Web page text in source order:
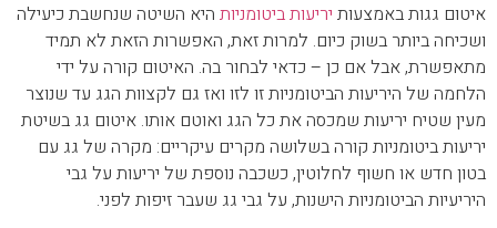
איטום גגות באמצעות יריעות ביטומניות היא השיטה שנחשבת כיעילה
ושכיחה ביותר בשוק כיום. למרות זאת, האפשרות הזאת לא תמיד
מתאפשרת, אבל אם כן – כדאי לבחור בה. האיטום קורה על ידי
הלחמה של היריעות הביטומניות זו לזו ואז גם לקצוות הגג עד שנוצר
מעין שטיח יריעות שמכסה את כל הגג ואוטם אותו. איטום גג בשיטת
יריעות ביטומניות קורה בשלושה מקרים עיקריים: מקרה של גג עם
בטון חדש או חשוף לחלוטין, כשכבה נוספת של יריעות על גבי
היריעיות הביטומניות הישנות, על גבי גג שעבר זיפות לפני.